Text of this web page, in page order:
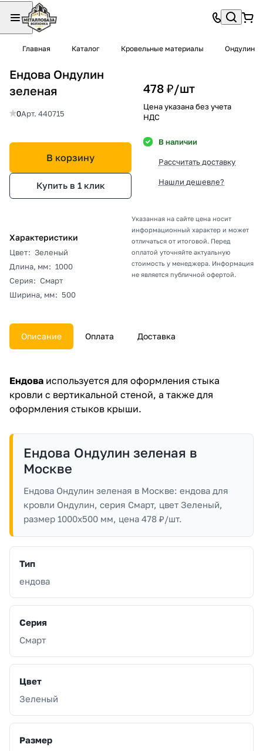
Главная Каталог Кровельные материалы Ондулин
Ендова Ондулин
зеленая
0Арт. 440715
В корзину
Купить в 1 клик
Характеристики
Цвет: Зеленый
Длина, мм: 1000
Серия: Смарт
Ширина, мм: 500
478 ₽/шт
Цена указана без учета
НДС
В наличии
Рассчитать доставку
Нашли дешевле?
Указанная на сайте цена носит
информационный характер и может
отличаться от итоговой. Перед
оплатой уточняйте актуальную
стоимость у менеджера. Информация
не является публичной офертой.
Описание Оплата Доставка
Ендова используется для оформления стыка
кровли с вертикальной стеной, а также для
оформления стыков крыши.
Ендова Ондулин зеленая в
Москве
Ендова Ондулин зеленая в Москве: ендова для
кровли Ондулин, серия Смарт, цвет Зеленый,
размер 1000x500 мм, цена 478 ₽/шт.
Тип
ендова
Серия
Смарт
Цвет
Зеленый
Размер